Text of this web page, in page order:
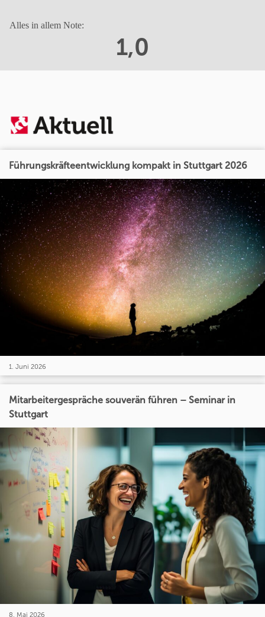
Alles in allem Note:
1,0
Führungskräfteentwicklung kompakt in Stuttgart 2026
1. Juni 2026
Mitarbeitergespräche souverän führen – Seminar in
Stuttgart
8. Mai 2026